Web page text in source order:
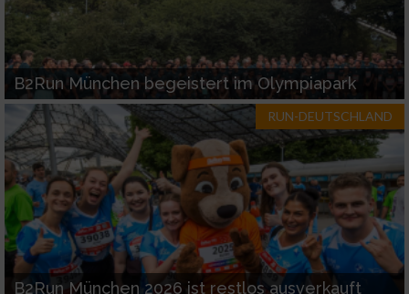
B2Run München begeistert im Olympiapark
RUN-DEUTSCHLAND
B2Run München 2026 ist restlos ausverkauft